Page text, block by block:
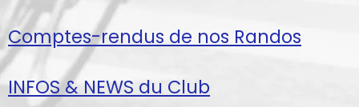
Comptes-rendus de nos Randos
INFOS & NEWS du Club